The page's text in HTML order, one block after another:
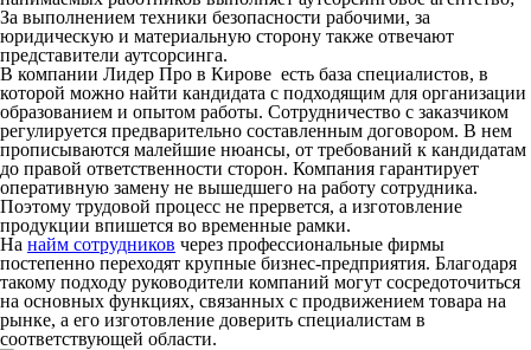
За выполнением техники безопасности рабочими, за
юридическую и материальную сторону также отвечают
представители аутсорсинга.
В компании Лидер Про в Кирове есть база специалистов, в
которой можно найти кандидата с подходящим для организации
образованием и опытом работы. Сотрудничество с заказчиком
регулируется предварительно составленным договором. В нем
прописываются малейшие нюансы, от требований к кандидатам
до правой ответственности сторон. Компания гарантирует
оперативную замену не вышедшего на работу сотрудника.
Поэтому трудовой процесс не прервется, а изготовление
продукции впишется во временные рамки.
На найм сотрудников через профессиональные фирмы
постепенно переходят крупные бизнес-предприятия. Благодаря
такому подходу руководители компаний могут сосредоточиться
на основных функциях, связанных с продвижением товара на
рынке, а его изготовление доверить специалистам в
соответствующей области.